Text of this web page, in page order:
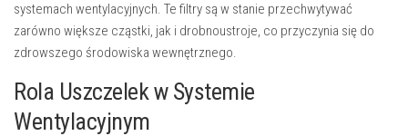
systemach wentylacyjnych. Te filtry są w stanie przechwytywać
zarówno większe cząstki, jak i drobnoustroje, co przyczynia się do
zdrowszego środowiska wewnętrznego.
Rola Uszczelek w Systemie
Wentylacyjnym